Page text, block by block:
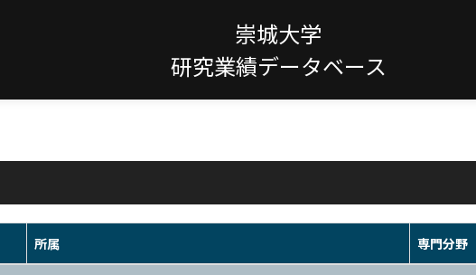
崇城大学
研究業績データベース
所属 専門分野